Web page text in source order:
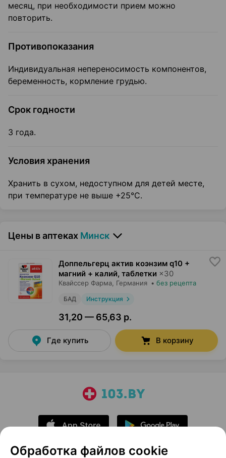
месяц, при необходимости прием можно
повторить.
Противопоказания
Индивидуальная непереносимость компонентов,
беременность, кормление грудью.
Срок годности
3 года.
Условия хранения
Хранить в сухом, недоступном для детей месте,
при температуре не выше +25°С.
Цены в аптеках Минск
Доппельгерц актив коэнзим q10 +
магний + калий, таблетки ×30
Квайссер Фарма, Германия • без рецепта
БАД Инструкция
31,20 — 65,63 р.
Где купить В корзину
Обработка файлов cookie